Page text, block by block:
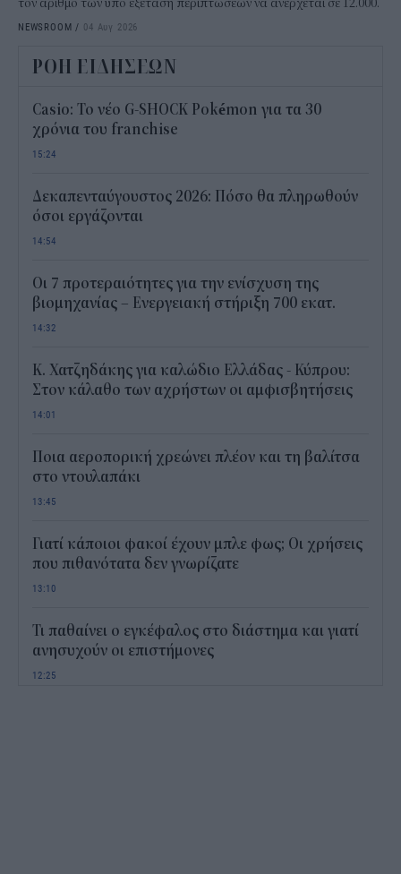
NEWSROOM / 04 Αυγ 2026
ΡΟΗ ΕΙΔΗΣΕΩΝ
Casio: Το νέο G-SHOCK Pokémon για τα 30
χρόνια του franchise
15:24
Δεκαπενταύγουστος 2026: Πόσο θα πληρωθούν
όσοι εργάζονται
14:54
Οι 7 προτεραιότητες για την ενίσχυση της
βιομηχανίας – Ενεργειακή στήριξη 700 εκατ.
14:32
Κ. Χατζηδάκης για καλώδιο Ελλάδας - Κύπρου:
Στον κάλαθο των αχρήστων οι αμφισβητήσεις
14:01
Ποια αεροπορική χρεώνει πλέον και τη βαλίτσα
στο ντουλαπάκι
13:45
Γιατί κάποιοι φακοί έχουν μπλε φως; Οι χρήσεις
που πιθανότατα δεν γνωρίζατε
13:10
Τι παθαίνει ο εγκέφαλος στο διάστημα και γιατί
ανησυχούν οι επιστήμονες
12:25